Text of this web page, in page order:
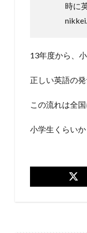
時に
13年度から、
正しい英語の
この流れは全
小学生くらい